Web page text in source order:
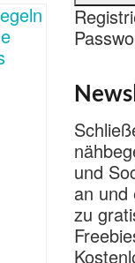
und
an und
zu